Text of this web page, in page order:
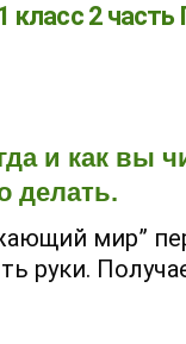
2 часть
и как вы
делать.
мир”
руки.